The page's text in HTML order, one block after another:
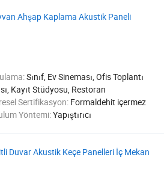
Ahşap Kaplama Akustik Paneli
Sınıf, Ev Sineması, Ofis Toplantı
Kayıt Stüdyosu, Restoran
Sertifikasyon: Formaldehit içermez
Yöntemi:Yapıştırıcı
Duvar Akustik Keçe Panelleri İç Mekan